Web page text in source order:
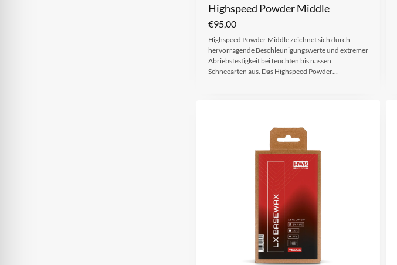
Highspeed Powder Middle
€95,00
Highspeed Powder Middle zeichnet sich durch
hervorragende Beschleunigungswerte und extremer
Abriebsfestigkeit bei feuchten bis nassen
Schneearten aus. Das Highspeed Powder…